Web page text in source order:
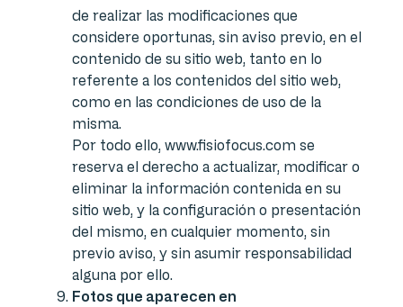
de realizar las modificaciones que
considere oportunas, sin aviso previo, en el
contenido de su sitio web, tanto en lo
referente a los contenidos del sitio web,
como en las condiciones de uso de la
misma.
Por todo ello, www.fisiofocus.com se
reserva el derecho a actualizar, modificar o
eliminar la información contenida en su
sitio web, y la configuración o presentación
del mismo, en cualquier momento, sin
previo aviso, y sin asumir responsabilidad
alguna por ello.
Fotos que aparecen en